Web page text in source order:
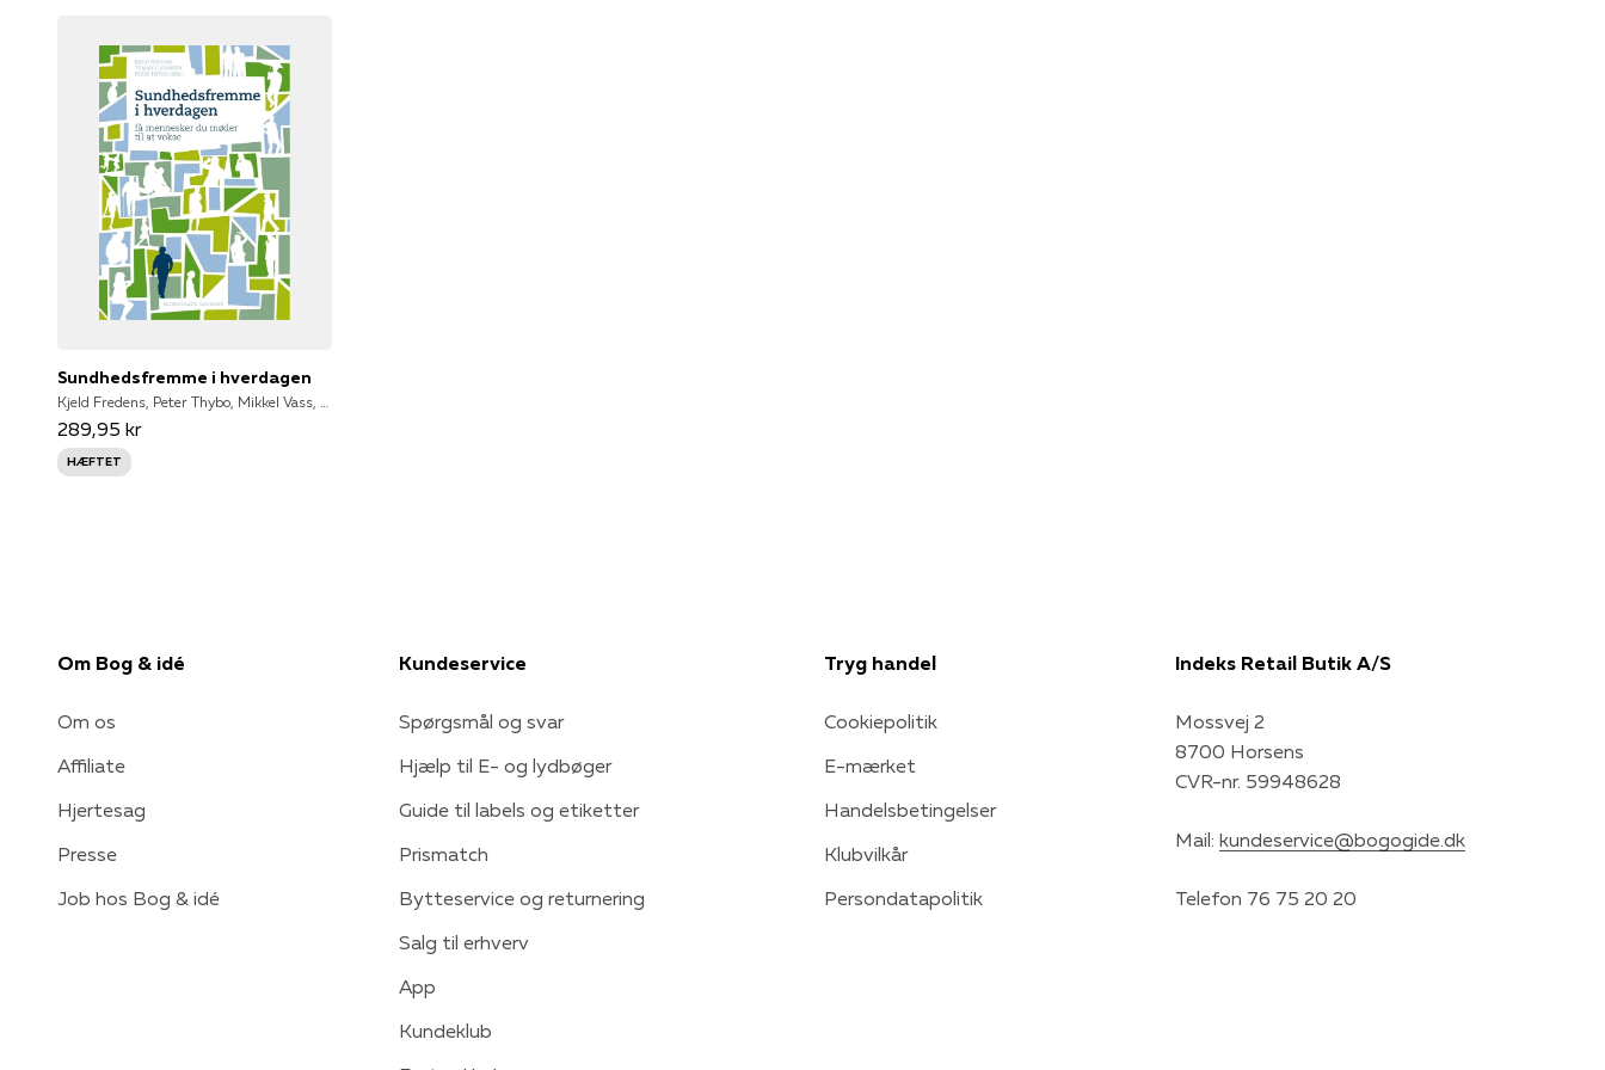
Sundhedsfremme i hverdagen
Kjeld Fredens, Peter Thybo, Mikkel Vass, Tommy J. Johnsen, Cliff Kaltoft, Hanne Dam, Ingeborg Hedegaard Kristensen, Inger-Lise Katballe, Jette Haislund, Jette Modlock, Jytte Friis, Lisbeth Bruun Nielsen, Pia Due, Ulrik Korff, Vibeke Kragh Sørensen, Merete Jørgensen, John Brodersen, Ruth Ertmann, Anette Graungaard, Kirsten Lykke, Henrik Sångren, Tommy Johnson, John Brandt Brodersen, Ruth Kirk Ertmann
289,95 kr
HÆFTET
Om Bog & idé
Om os
Affiliate
Hjertesag
Presse
Job hos Bog & idé
Kundeservice
Spørgsmål og svar
Hjælp til E- og lydbøger
Guide til labels og etiketter
Prismatch
Bytteservice og returnering
Salg til erhverv
App
Kundeklub
Tryg handel
Cookiepolitik
E-mærket
Handelsbetingelser
Klubvilkår
Persondatapolitik
Indeks Retail Butik A/S
Mossvej 2
8700 Horsens
CVR-nr. 59948628
Mail: kundeservice@bogogide.dk
Telefon 76 75 20 20